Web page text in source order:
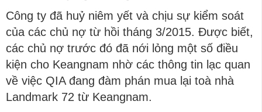
Công ty đã huỷ niêm yết và chịu sự kiểm soát
của các chủ nợ từ hồi tháng 3/2015. Được biết,
các chủ nợ trước đó đã nới lỏng một số điều
kiện cho Keangnam nhờ các thông tin lạc quan
về việc QIA đang đàm phán mua lại toà nhà
Landmark 72 từ Keangnam.